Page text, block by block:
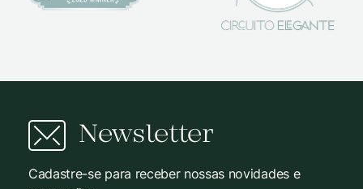
Newsletter
Cadastre-se para receber nossas novidades e